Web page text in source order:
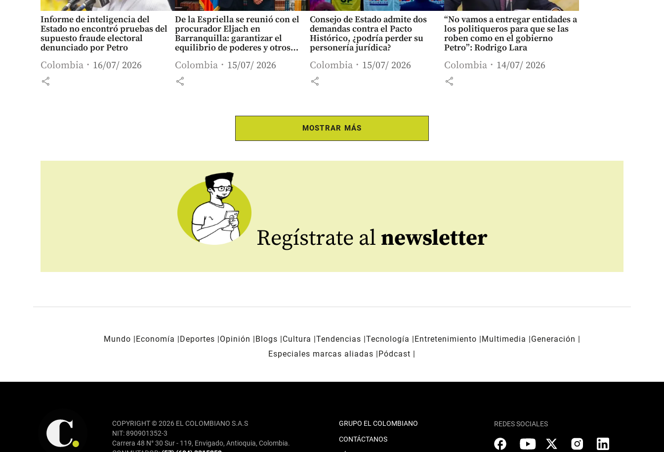
Informe de inteligencia del
Estado no encontró pruebas del
supuesto fraude electoral
denunciado por Petro
Colombia 16/07/ 2026
share
De la Espriella se reunió con el
procurador Eljach en
Barranquilla: garantizar el
equilibrio de poderes y otros
Colombia 15/07/ 2026
share
Consejo de Estado admite dos
demandas contra el Pacto
Histórico, ¿podría perder su
personería jurídica?
Colombia 15/07/ 2026
share
“No vamos a entregar entidades a
los politiqueros para que se las
roben como en el gobierno
Petro”: Rodrigo Lara
Colombia 14/07/ 2026
share
MOSTRAR MÁS
Regístrate al newsletter
Mundo Economía Deportes Opinión Blogs Cultura Tendencias Tecnología Entretenimiento Multimedia
Generación
Especiales marcas aliadas
Pódcast
COPYRIGHT © 2026 EL COLOMBIANO S.A.S
NIT: 890901352-3
Carrera 48 N° 30 Sur - 119, Envigado, Antioquia, Colombia.
GRUPO EL COLOMBIANO
CONTÁCTANOS
REDES SOCIALES